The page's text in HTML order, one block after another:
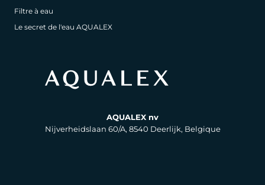
Filtre à eau
Le secret de l'eau AQUALEX
AQUALEX nv
Nijverheidslaan 60/A, 8540 Deerlijk, Belgique